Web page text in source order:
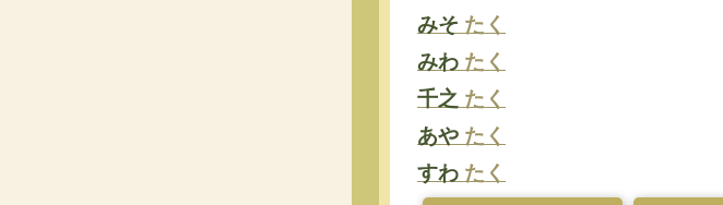
みそ たく
みわ たく
千之 たく
あや たく
すわ たく